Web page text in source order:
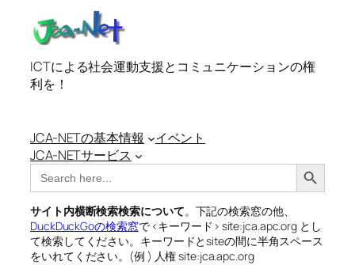
ICTによる社会運動支援とコミュニケーションの権
利を！
JCA-NETの基本情報
JCA-NETサービス
イベント
Search
for:
Search Button
サイト内横断検索検索について。下記の検索窓の他、
DuckDuckGoの検索窓で <キーワード> site:jca.apc.org とし
て検索してください。キーワードとsiteの間に半角スペース
をいれてください。(例 ) 人権 site:jca.apc.org